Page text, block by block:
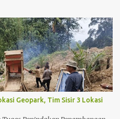
Pimpinan Daerah (Forkopimda)
Kabupaten Merangin. Koordinasi
sinergitas antarinstansi dalam
fasilitas khusus bagi anak
Keberadaan ruang tahanan
memberikan pelayanan yang
proses pembinaan sesuai
yang berlaku. Kegiatan
Geopark, Tim Sisir 3 Lokasi